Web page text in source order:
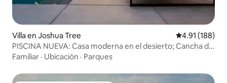
Villa en Joshua Tree Calificación
4.91 (188)
PISCINA NUEVA: Casa moderna en el desierto; Cancha de
pickleball
Familiar · Ubicación · Parques